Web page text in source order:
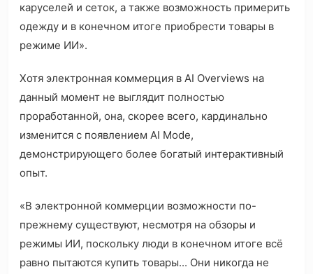
каруселей и сеток, а также возможность примерить
одежду и в конечном итоге приобрести товары в
режиме ИИ».
Хотя электронная коммерция в AI Overviews на
данный момент не выглядит полностью
проработанной, она, скорее всего, кардинально
изменится с появлением AI Mode,
демонстрирующего более богатый интерактивный
опыт.
«В электронной коммерции возможности по-
прежнему существуют, несмотря на обзоры и
режимы ИИ, поскольку люди в конечном итоге всё
равно пытаются купить товары... Они никогда не